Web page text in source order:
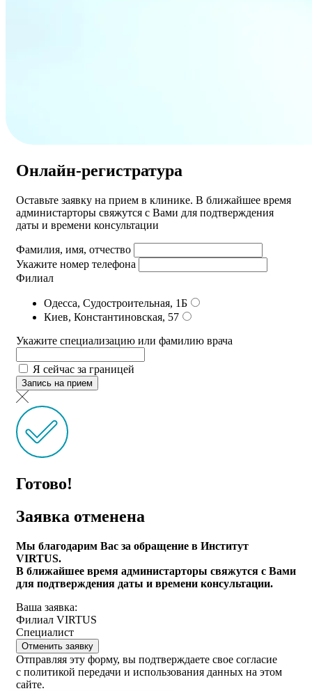
Онлайн-регистратура
Оставьте заявку на прием в клинике. В ближайшее время
администарторы свяжутся с Вами для подтверждения
даты и времени консультации
Фамилия, имя, отчество
Укажите номер телефона
Филиал
Одесса, Судостроительная, 1Б
Киев, Константиновская, 57
Укажите специализацию или фамилию врача
Я сейчас за границей
Запись на прием
Готово!
Заявка отменена
Мы благодарим Вас за обращение в Институт
VIRTUS.
В ближайшее время администарторы свяжутся с Вами
для подтверждения даты и времени консультации.
Ваша заявка:
Филиал VIRTUS
Специалист
Отменить заявку
Отправляя эту форму, вы подтверждаете свое согласие
с политикой передачи и использования данных на этом
сайте.